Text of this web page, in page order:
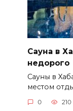
Сауна в
недорого
Сауны в
местом
0 210